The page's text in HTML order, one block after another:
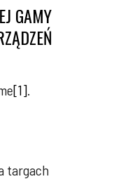
GAMY
[1].
targach